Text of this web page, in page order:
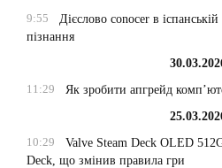
9:55
Дієслово conocer в
пізнання
11:29
Як зробити апгрейд
10:29
Valve Steam Deck OLED
Deck, що змінив правила гри